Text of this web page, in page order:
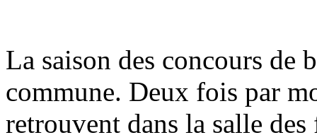
La saison des concours de
commune. Deux fois par
retrouvent dans la salle